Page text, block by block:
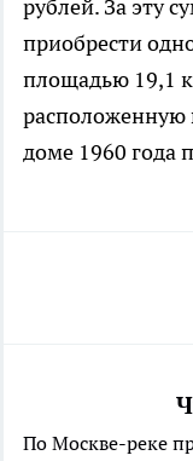
рублей. За эту
приобрести
площадью 19,1
доме 1960 года
По Москве-реке